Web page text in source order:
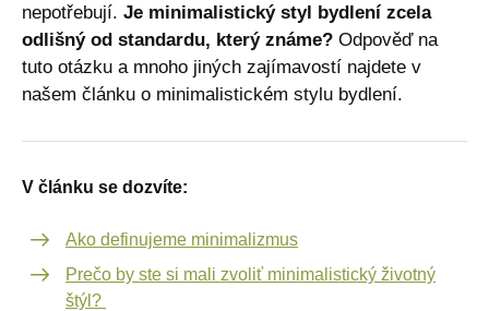
nepotřebují. Je minimalistický styl bydlení zcela
odlišný od standardu, který známe? Odpověď na
tuto otázku a mnoho jiných zajímavostí najdete v
našem článku o minimalistickém stylu bydlení.
V článku se dozvíte:
Ako definujeme minimalizmus
Prečo by ste si mali zvoliť minimalistický životný
štýl?